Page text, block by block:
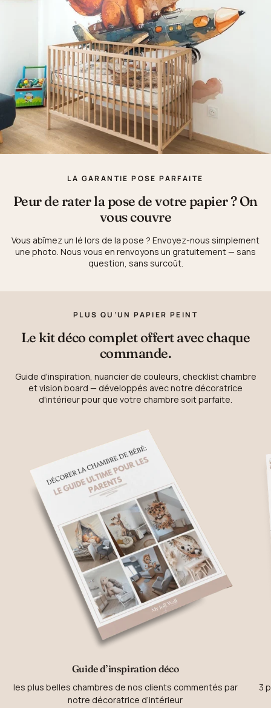
LA GARANTIE POSE PARFAITE
Peur de rater la pose de votre papier ? On
vous couvre
Vous abîmez un lé lors de la pose ? Envoyez-nous simplement
une photo. Nous vous en renvoyons un gratuitement — sans
question, sans surcoût.
PLUS QU’UN PAPIER PEINT
Le kit déco complet offert avec chaque
commande.
Guide d'inspiration, nuancier de couleurs, checklist chambre
et vision board — développés avec notre décoratrice
d'intérieur pour que votre chambre soit parfaite.
Guide d’inspiration déco
les plus belles chambres de nos clients commentés par
notre décoratrice d’intérieur
3